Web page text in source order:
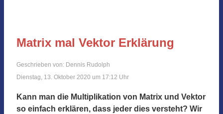
Matrix mal Vektor Erklärung
Geschrieben von: Dennis Rudolph
Dienstag, 13. Oktober 2020 um 17:12 Uhr
Kann man die Multiplikation von Matrix und Vektor
so einfach erklären, dass jeder dies versteht? Wir